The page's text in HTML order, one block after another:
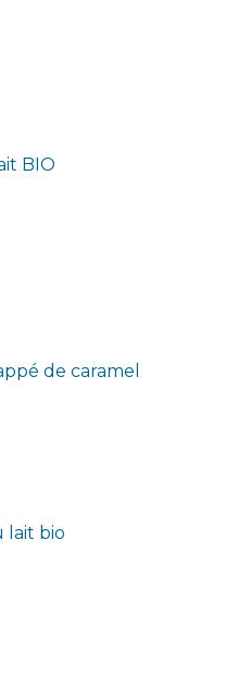
BIO
de caramel
lait bio